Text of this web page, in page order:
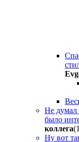
Не думал
было
коллега
Ну вот